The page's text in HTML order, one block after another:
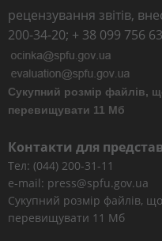
рецензування звітів,
200-34-20; + 38 099 756
Сукупний розмір файлів,
перевищувати 11 Мб
Контакти для
Тел: (044) 200-31-11
e-mail: press@spfu.gov.ua
Сукупний розмір файлів,
перевищувати 11 Мб